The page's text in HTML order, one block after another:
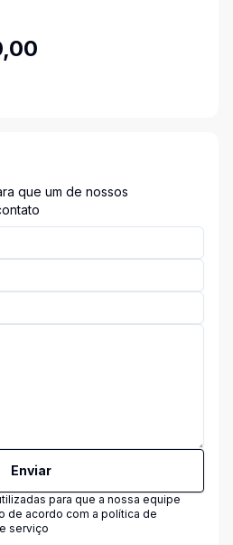
que um de nossos
Enviar
para que a nossa equipe
de acordo com a política de
serviço